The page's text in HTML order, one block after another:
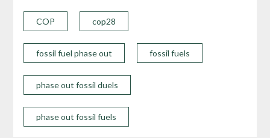
COP cop28
fossil fuel phase out fossil fuels
phase out fossil duels
phase out fossil fuels